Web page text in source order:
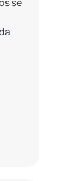
se